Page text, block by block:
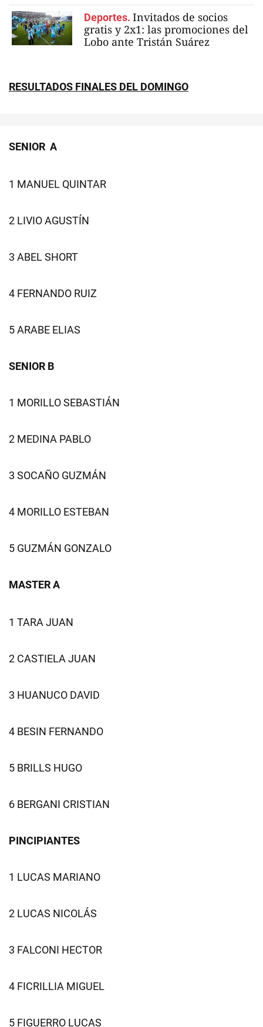
Deportes. Invitados de socios
gratis y 2x1: las promociones del
Lobo ante Tristán Suárez
RESULTADOS FINALES DEL DOMINGO
SENIOR A
1 MANUEL QUINTAR
2 LIVIO AGUSTÍN
3 ABEL SHORT
4 FERNANDO RUIZ
5 ARABE ELIAS
SENIOR B
1 MORILLO SEBASTIÁN
2 MEDINA PABLO
3 SOCAÑO GUZMÁN
4 MORILLO ESTEBAN
5 GUZMÁN GONZALO
MASTER A
1 TARA JUAN
2 CASTIELA JUAN
3 HUANUCO DAVID
4 BESIN FERNANDO
5 BRILLS HUGO
6 BERGANI CRISTIAN
PINCIPIANTES
1 LUCAS MARIANO
2 LUCAS NICOLÁS
3 FALCONI HECTOR
4 FICRILLIA MIGUEL
5 FIGUERRO LUCAS